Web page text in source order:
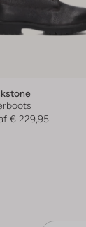
€ 229,95